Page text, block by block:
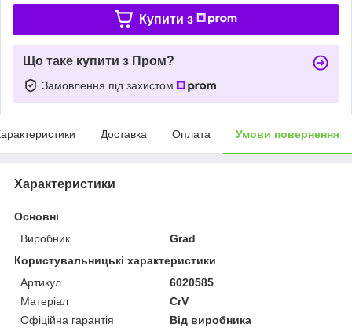
Купити з
Що таке купити з Пром?
Замовлення під захистом
Доставка Оплата Умови повернення
Характеристики
Основні
Виробник
Grad
Користувальницькі характеристики
Артикул
6020585
Матеріал
CrV
Офіційна гарантія
Від виробника